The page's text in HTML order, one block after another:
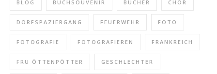
BLOG BUCHSOUVENIR BÜCHER CHOR
DORFSPAZIERGANG FEUERWEHR FOTO
FOTOGRAFIE FOTOGRAFIEREN FRANKREICH
FRU ÖTTENPÖTTER GESCHLECHTER